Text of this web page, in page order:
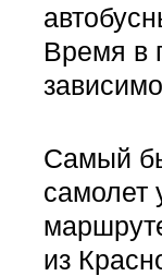
Время в
Самый
самолет
из